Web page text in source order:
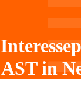
in